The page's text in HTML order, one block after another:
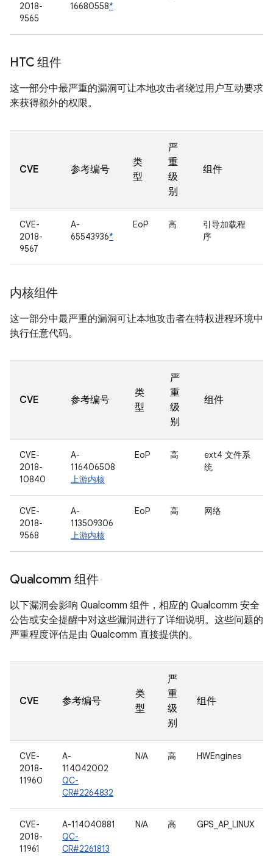
2018-
9565
16680558*
HTC 组件
这一部分中最严重的漏洞可让本地攻击者绕过用户互动要求
来获得额外的权限。
CVE 参考编号
类
型
严
重
级
别
组件
CVE-
2018-
9567
A-
65543936*
EoP 高
引导加载程
序
内核组件
这一部分中最严重的漏洞可让本地攻击者在特权进程环境中
执行任意代码。
CVE 参考编号
类
型
严
重
级
别
组件
CVE-
2018-
10840
A-
116406508
上游内核
EoP 高
ext4 文件系
统
CVE-
2018-
9568
A-
113509306
上游内核
EoP 高 网络
Qualcomm 组件
以下漏洞会影响 Qualcomm 组件，相应的 Qualcomm 安全
公告或安全提醒中对这些漏洞进行了详细说明。这些问题的
严重程度评估是由 Qualcomm 直接提供的。
CVE 参考编号
类
型
严
重
级
别
组件
CVE-
2018-
11960
A-
114042002
QC-
CR#2264832
N/A 高 HWEngines
CVE-
2018-
11961
A-114040881
QC-
CR#2261813
N/A 高 GPS_AP_LINUX